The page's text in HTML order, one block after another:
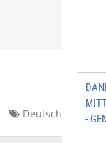
Deutsch
-